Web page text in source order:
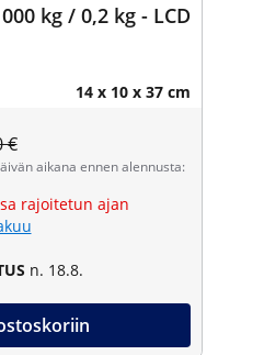
kg / 0,2 kg - LCD
14 x 10 x 37 cm
€
aikana ennen alennusta:
rajoitetun ajan
n. 18.8.